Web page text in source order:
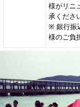
様がリニ
承くださ
※ 銀行振
様のご負